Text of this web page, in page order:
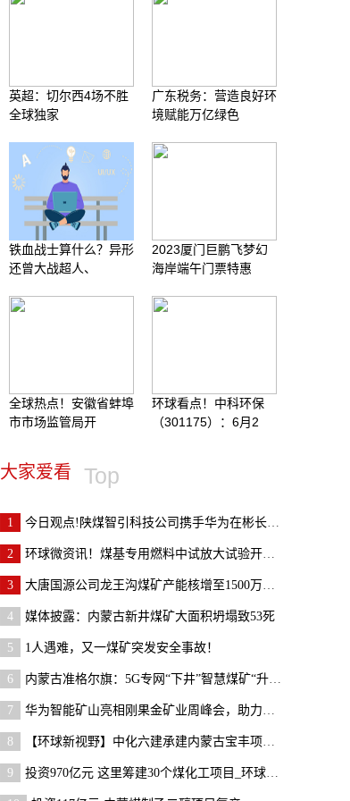
英超：切尔西4场不胜
全球独家
广东税务：营造良好环
境赋能万亿绿色
铁血战士算什么？异形
还曾大战超人、
2023厦门巨鹏飞梦幻
海岸端午门票特惠
全球热点！安徽省蚌埠
市市场监管局开
环球看点！中科环保
（301175）：6月2
大家爱看 Top
1 今日观点!陕煤智引科技公司携手华为在彬长矿业顺利
2 环球微资讯！煤基专用燃料中试放大试验开车成功
3 大唐国源公司龙王沟煤矿产能核增至1500万吨/年 世
4 媒体披露：内蒙古新井煤矿大面积坍塌致53死
5 1人遇难，又一煤矿突发安全事故！
6 内蒙古准格尔旗：5G专网“下井”智慧煤矿“升级”-
7 华为智能矿山亮相刚果金矿业周峰会，助力刚果金矿山
8 【环球新视野】中化六建承建内蒙古宝丰项目建设进展
9 投资970亿元 这里筹建30个煤化工项目_环球最资讯